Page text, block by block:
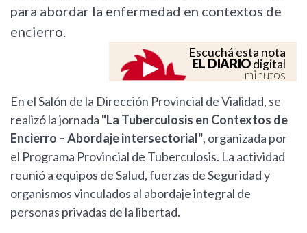
para abordar la enfermedad en contextos de
encierro.
Escuchá esta nota
EL DIARIOdigital
minutos
En el Salón de la Dirección Provincial de Vialidad, se
realizó la jornada "La Tuberculosis en Contextos de
Encierro – Abordaje intersectorial", organizada por
el Programa Provincial de Tuberculosis. La actividad
reunió a equipos de Salud, fuerzas de Seguridad y
organismos vinculados al abordaje integral de
personas privadas de la libertad.